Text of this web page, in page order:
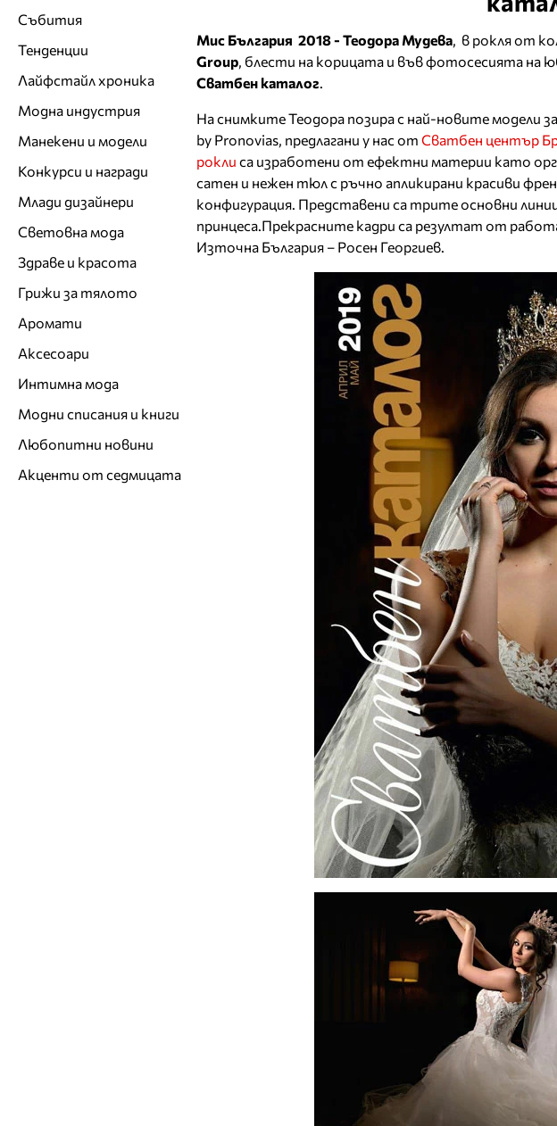
Мис България 2018 - Теодора Мудева , в рокля от
Group , блести на корицата и във фотосесията на
Сватбен каталог
На снимките Теодора позира с най-новите модели
by Pronovias, предлагани у нас от Сватбен център
рокли са изработени от ефектни материи като
сатен и нежен тюл с ръчно апликирани красиви
конфигурация. Представени са трите основни
принцеса.Прекрасните кадри са резултат от
Източна България – Росен Георгиев.
Събития
Тенденции
Лайфстайл хроника
Модна индустрия
Манекени и модели
Конкурси и награди
Млади дизайнери
Световна мода
Здраве и красота
Грижи за тялото
Аромати
Аксесоари
Интимна мода
Модни списания и книги
Любопитни новини
Акценти от седмицата